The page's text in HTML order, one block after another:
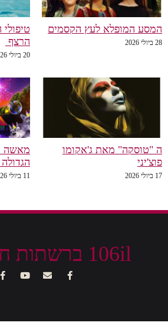
המסע המופלא לעץ הקסמים
28 ביולי 2026
הרצף
20 ביולי 2026
ה "טוסקה" מאת ג'אקומו
פוצ'יני
17 ביולי 2026
מאשה
11 ביולי 2026
106il ברשתות חברתיות